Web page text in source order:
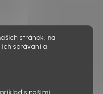
stránok, na
správaní a
s našimi